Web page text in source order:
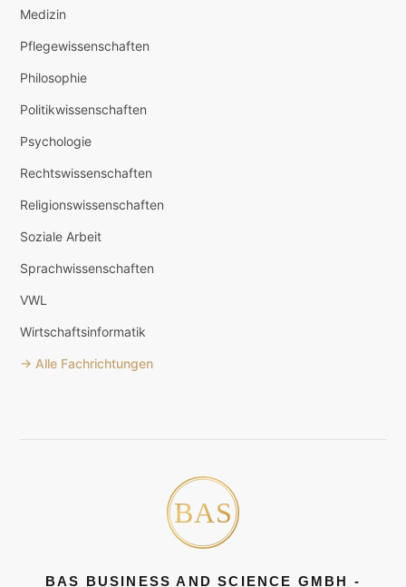
Medizin
Pflegewissenschaften
Philosophie
Politikwissenschaften
Psychologie
Rechtswissenschaften
Religionswissenschaften
Soziale Arbeit
Sprachwissenschaften
VWL
Wirtschaftsinformatik
→ Alle Fachrichtungen
BAS BUSINESS AND SCIENCE GMBH -